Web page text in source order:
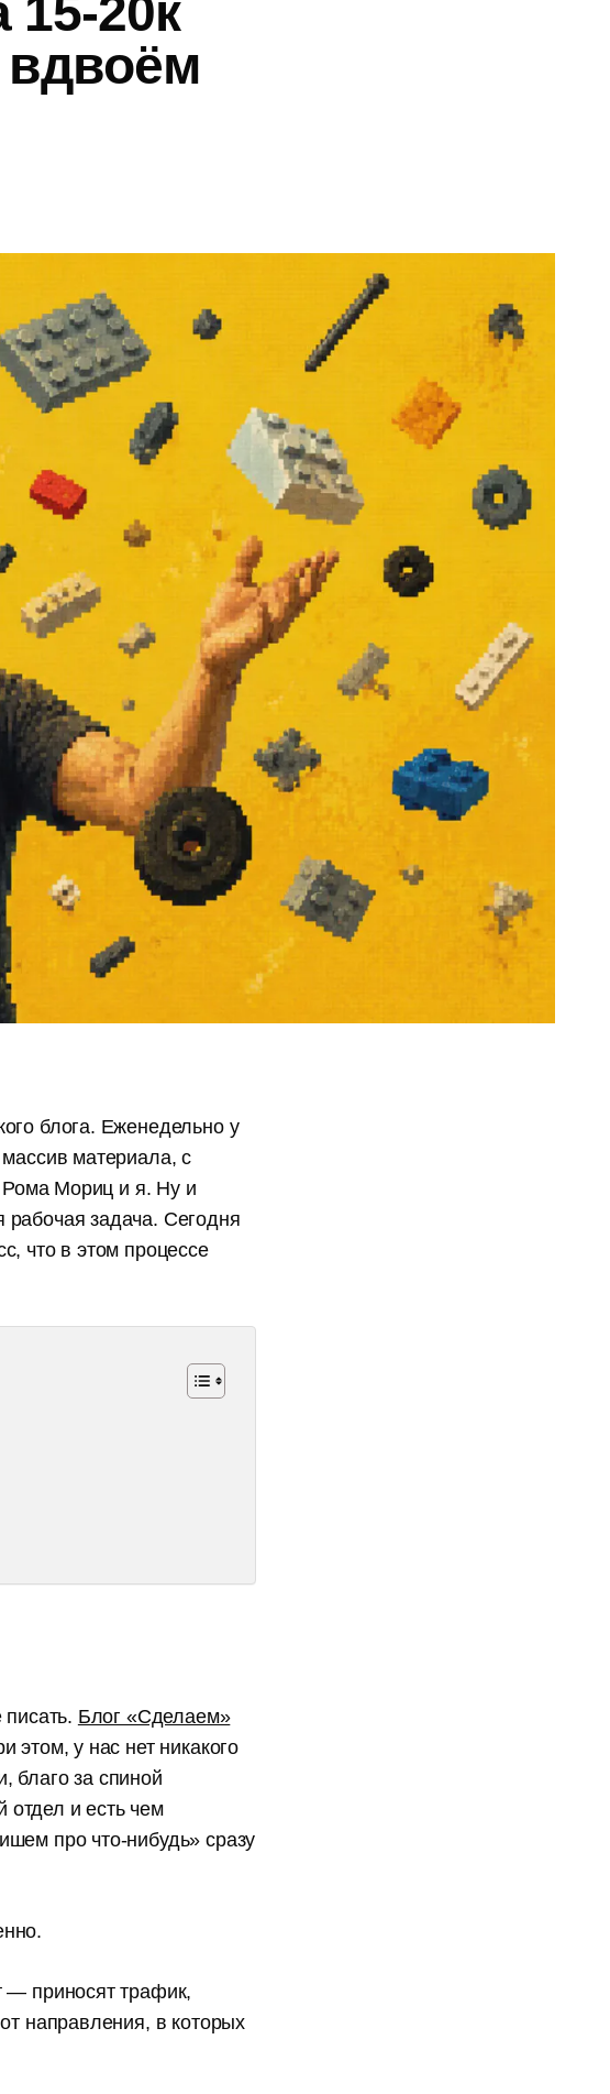
15-20к
блога. Еженедельно у
материала, с
Рома Мориц и я. Ну и
задача. Сегодня
что в этом процессе
Блог «Сделаем»
у нас нет никакого
благо за спиной
и есть чем
про что-нибудь» сразу
— приносят трафик,
направления, в которых